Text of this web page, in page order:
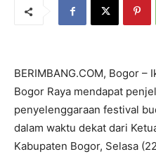
BERIMBANG.COM, Bogor –
Bogor Raya mendapat
penyelenggaraan festival
dalam waktu dekat dari
Kabupaten Bogor, Selasa